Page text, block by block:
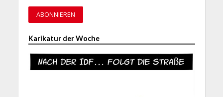
Karikatur der Woche